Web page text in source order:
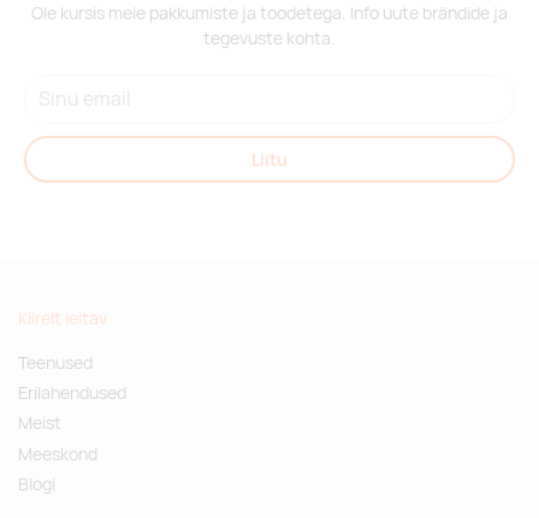
Ole kursis meie pakkumiste ja toodetega. Info uute brändide ja
tegevuste kohta.
Liitu
Kiirelt leitav
Teenused
Erilahendused
Meist
Meeskond
Blogi